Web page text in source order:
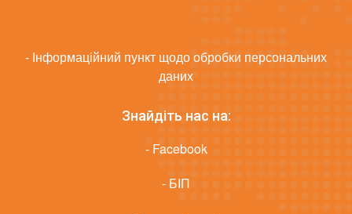
- Інформаційний пункт щодо обробки персональних
даних
Знайдіть нас на:
- Facebook
- БІП